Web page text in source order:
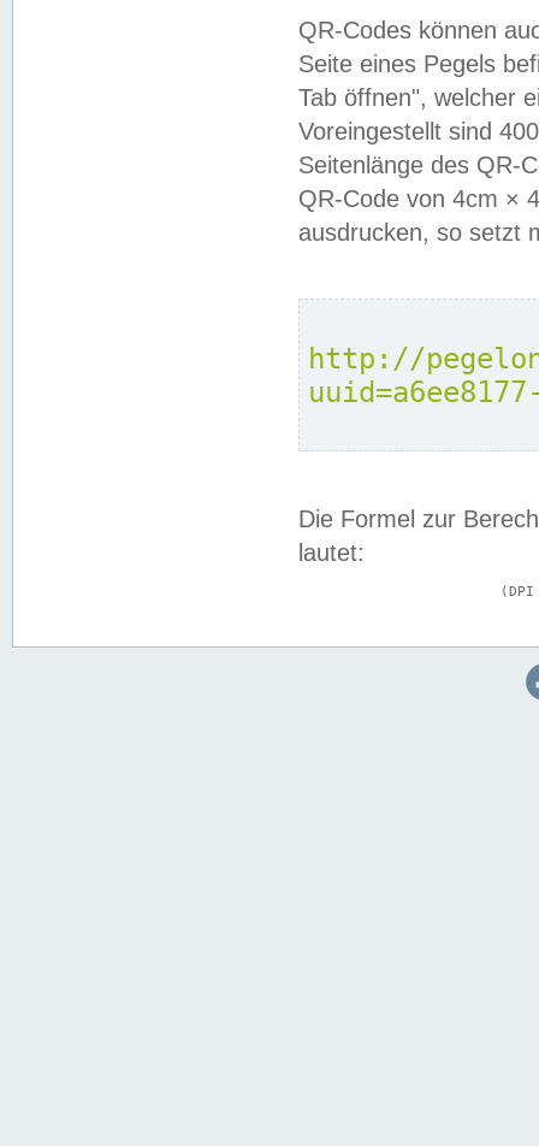
QR-Codes können
Seite eines Pegels
Tab öffnen", welcher
Voreingestellt sind
Seitenlänge des QR-
QR-Code von 4cm ×
ausdrucken, so setzt
http://
Die Formel zur
lautet: